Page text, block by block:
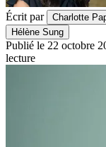
Écrit par Charlotte
Hélène Sung
Publié le 22 octobre
lecture